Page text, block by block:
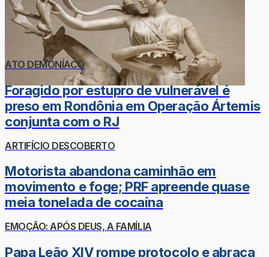
ATO DEMONÍACO
Foragido por estupro de vulnerável é
preso em Rondônia em Operação Ártemis
conjunta com o RJ
ARTIFÍCIO DESCOBERTO
Motorista abandona caminhão em
movimento e foge; PRF apreende quase
meia tonelada de cocaína
EMOÇÃO: APÓS DEUS, A FAMÍLIA
Papa Leão XIV rompe protocolo e abraça